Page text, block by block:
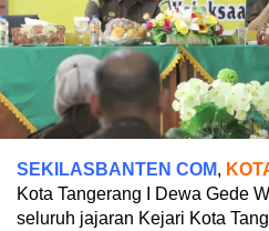
SEKILASBANTEN COM,
Kota Tangerang I Dewa Gede
seluruh jajaran Kejari Kota